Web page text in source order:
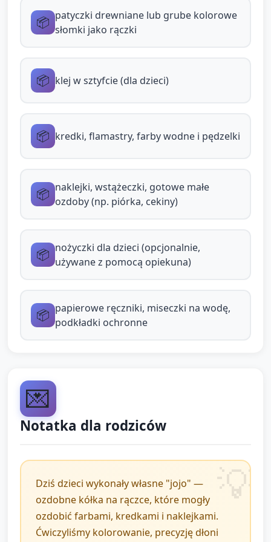
pojedynczym maluchom.
Opiekun układa patyczek między dwiema
ozdobionymi kółkami i nakłada klej rozprowadzony
klej zetnie się na tyle, by elementy się trzymały.
Do górnej części można przykleić krótką wstążeczkę
zdobienia.
Opcja: jeśli dzieci mogą samodzielnie używać
opiekuna.
Dzieci próbują kręcić jojo trzymając rączkę i
szybko?" "Jakie dźwięki słychać?" (wspieranie
mówienia, obserwacji i spostrzegawczości).
minut)
Czyste porządkowanie: dzieci odstawiają materiały
na miejsce (krótka piosenka sprzątania).
📦 patyczki drewniane lub grube kolorowe
słomki jako rączki
📦 klej w sztyfcie (dla dzieci)
📦 kredki, flamastry, farby wodne i pędzelki
📦 naklejki, wstążeczki, gotowe małe
ozdoby (np. piórka, cekiny)
📦 nożyczki dla dzieci (opcjonalnie,
używane z pomocą opiekuna)
📦 papierowe ręczniki, miseczki na wodę,
podkładki ochronne
💌
Notatka dla rodziców
Dziś dzieci wykonały własne "jojo" —
ozdobne kółka na rączce, które mogły
ozdobić farbami, kredkami i naklejkami.
Ćwiczyliśmy kolorowanie, precyzję dłoni